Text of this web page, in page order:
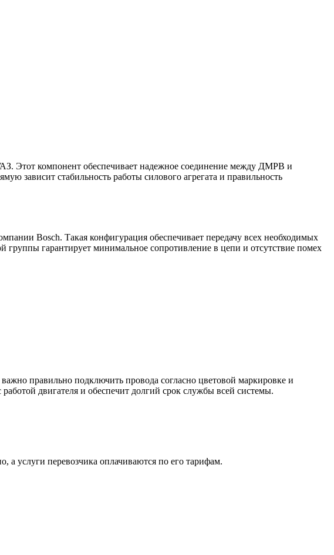
Этот компонент обеспечивает надежное соединение между ДМРВ и
зависит стабильность работы силового агрегата и правильность
Bosch. Такая конфигурация обеспечивает передачу всех необходимых
гарантирует минимальное сопротивление в цепи и отсутствие помех
правильно подключить провода согласно цветовой маркировке и
двигателя и обеспечит долгий срок службы всей системы.
а услуги перевозчика оплачиваются по его тарифам.